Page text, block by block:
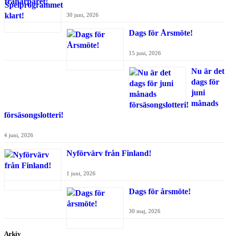
30 juni, 2026
Dags för Årsmöte!
15 juni, 2026
Nu är det
dags för
juni
månads
försäsongslotteri!
4 juni, 2026
Nyförvärv från Finland!
1 juni, 2026
Dags för årsmöte!
30 maj, 2026
Arkiv